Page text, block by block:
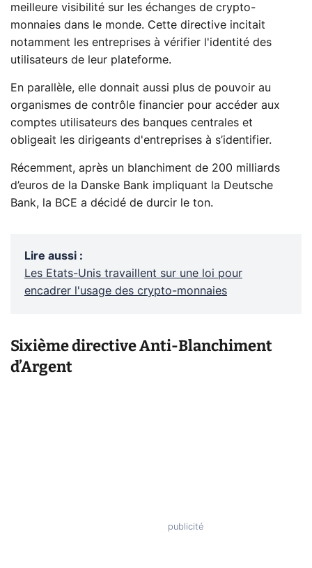
meilleure visibilité sur les échanges de crypto-
monnaies dans le monde. Cette directive incitait
notamment les entreprises à vérifier l'identité des
utilisateurs de leur plateforme.
En parallèle, elle donnait aussi plus de pouvoir au
organismes de contrôle financier pour accéder aux
comptes utilisateurs des banques centrales et
obligeait les dirigeants d'entreprises à s’identifier.
Récemment, après un blanchiment de 200 milliards
d’euros de la Danske Bank impliquant la Deutsche
Bank, la BCE a décidé de durcir le ton.
Lire aussi :
Les Etats-Unis travaillent sur une loi pour
encadrer l'usage des crypto-monnaies
Sixième directive Anti-Blanchiment
d’Argent